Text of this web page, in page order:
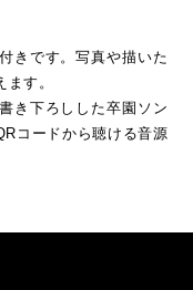
きです。写真や描いた
す。
き下ろしした卒園ソン
コードから聴ける音源